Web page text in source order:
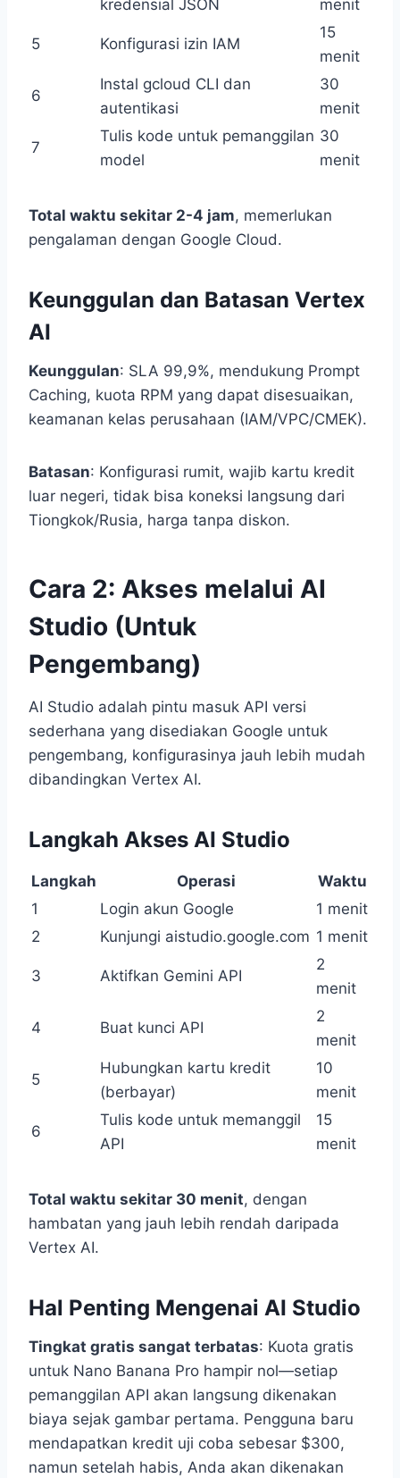
kredensial JSON menit
5 Konfigurasi izin IAM
15
menit
6
Instal gcloud CLI dan
autentikasi
30
menit
7
Tulis kode untuk pemanggilan
model
30
menit
Total waktu sekitar 2-4 jam, memerlukan
pengalaman dengan Google Cloud.
Keunggulan dan Batasan Vertex
AI
Keunggulan: SLA 99,9%, mendukung Prompt
Caching, kuota RPM yang dapat disesuaikan,
keamanan kelas perusahaan (IAM/VPC/CMEK).
Batasan: Konfigurasi rumit, wajib kartu kredit
luar negeri, tidak bisa koneksi langsung dari
Tiongkok/Rusia, harga tanpa diskon.
Cara 2: Akses melalui AI
Studio (Untuk
Pengembang)
AI Studio adalah pintu masuk API versi
sederhana yang disediakan Google untuk
pengembang, konfigurasinya jauh lebih mudah
dibandingkan Vertex AI.
Langkah Akses AI Studio
Langkah Operasi
Waktu
1
Login akun Google
1 menit
2
Kunjungi aistudio.google.com 1 menit
3 Aktifkan Gemini API
2
menit
4 Buat kunci API
2
menit
5
Hubungkan kartu kredit
(berbayar)
10
menit
6
Tulis kode untuk memanggil
API
15
menit
Total waktu sekitar 30 menit, dengan
hambatan yang jauh lebih rendah daripada
Vertex AI.
Hal Penting Mengenai AI Studio
Tingkat gratis sangat terbatas: Kuota gratis
untuk Nano Banana Pro hampir nol—setiap
pemanggilan API akan langsung dikenakan
biaya sejak gambar pertama. Pengguna baru
mendapatkan kredit uji coba sebesar $300,
namun setelah habis, Anda akan dikenakan